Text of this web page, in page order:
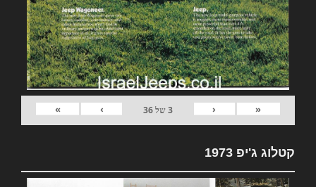
«
‹
3של36
›
»
קטלוג ג'יפ 1973